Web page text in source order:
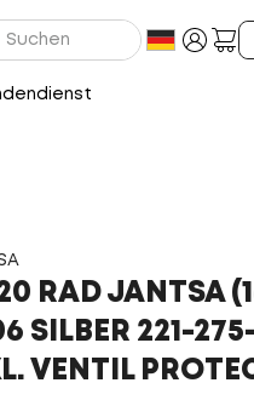
RAD JANTSA
SILBER 221-
VENTIL